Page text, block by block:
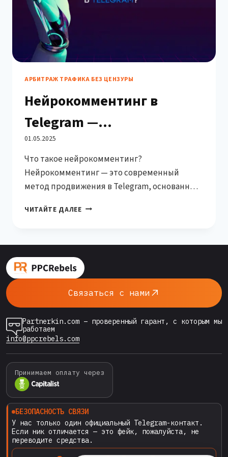
АРБИТРАЖ ТРАФИКА БЕЗ ЦЕНЗУРЫ
Нейрокомментинг в
Telegram —
инновационный способ
продвижения каналов
01.05.2025
Что такое нейрокомментинг?
Нейрокомментинг — это современный
метод продвижения в Telegram, основанный
интеллекта. Система автоматически
имитируя активность живой аудитории. Это
позволяет увеличить охваты, привлечь
к бренду или каналу. Как работает
нейрокомментинг? Искусственный
интеллект анализирует содержание поста и
создает релевантный…
ЧИТАЙТЕ ДАЛЕЕНЕЙРОКОММЕНТИНГ
СПОСОБ
ПРОДВИЖЕНИЯ
Связаться с нами
Partnerkin.com – проверенный гарант, с которым мы
работаем
info@ppcrebels.com
Принимаем оплату через
БЕЗОПАСНОСТЬ СВЯЗИ
У нас только один официальный Telegram-контакт.
Если ник отличается — это фейк, пожалуйста, не
переводите средства.